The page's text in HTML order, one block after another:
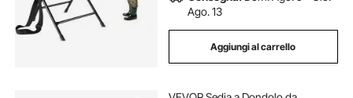
Ago. 13
Aggiungi al carrello